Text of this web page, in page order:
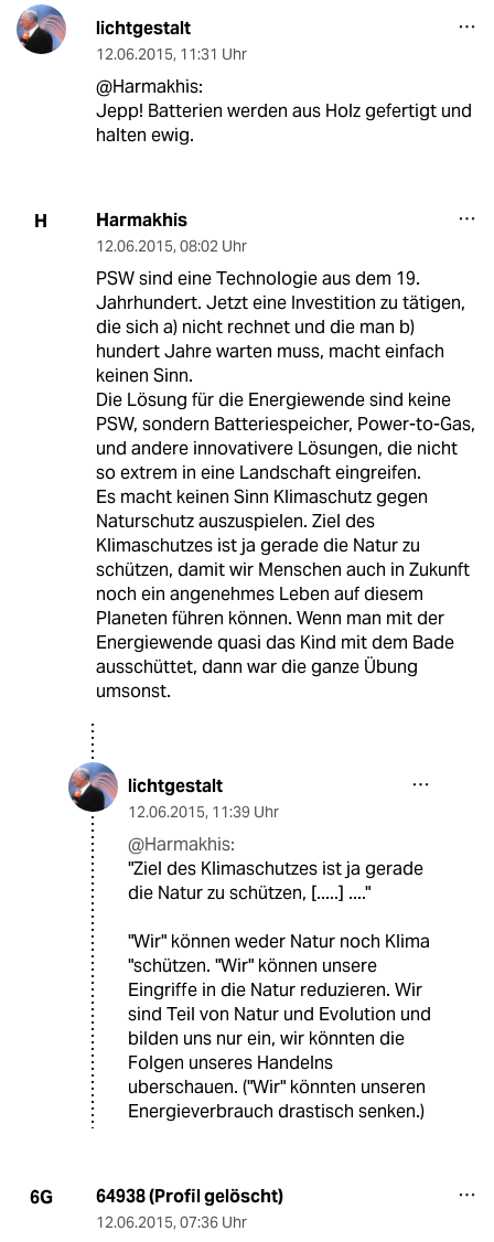
lichtgestalt
12.06.2015, 11:31 Uhr
@Harmakhis:
Jepp! Batterien werden aus Holz gefertigt und
halten ewig.
H Harmakhis
12.06.2015, 08:02 Uhr
PSW sind eine Technologie aus dem 19.
Jahrhundert. Jetzt eine Investition zu tätigen,
die sich a) nicht rechnet und die man b)
hundert Jahre warten muss, macht einfach
keinen Sinn.
Die Lösung für die Energiewende sind keine
PSW, sondern Batteriespeicher, Power-to-Gas,
und andere innovativere Lösungen, die nicht
so extrem in eine Landschaft eingreifen.
Es macht keinen Sinn Klimaschutz gegen
Naturschutz auszuspielen. Ziel des
Klimaschutzes ist ja gerade die Natur zu
schützen, damit wir Menschen auch in Zukunft
noch ein angenehmes Leben auf diesem
Planeten führen können. Wenn man mit der
Energiewende quasi das Kind mit dem Bade
ausschüttet, dann war die ganze Übung
umsonst.
lichtgestalt
12.06.2015, 11:39 Uhr
@Harmakhis:
"Ziel des Klimaschutzes ist ja gerade
die Natur zu schützen, [.....] ...."
"Wir" können weder Natur noch Klima
"schützen. "Wir" können unsere
Eingriffe in die Natur reduzieren. Wir
sind Teil von Natur und Evolution und
bilden uns nur ein, wir könnten die
Folgen unseres Handelns
uberschauen. ("Wir" könnten unseren
Energieverbrauch drastisch senken.)
6G 64938 (Profil gelöscht)
12.06.2015, 07:36 Uhr